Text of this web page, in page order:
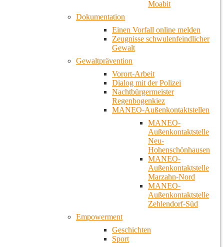
Moabit
Dokumentation
Einen Vorfall online melden
Zeugnisse schwulenfeindlicher
Gewalt
Gewaltprävention
Vorort-Arbeit
Dialog mit der Polizei
Nachtbürgermeister
Regenbogenkiez
MANEO-Außenkontaktstellen
MANEO-
Außenkontaktstelle
Neu-
Hohenschönhausen
MANEO-
Außenkontaktstelle
Marzahn-Nord
MANEO-
Außenkontaktstelle
Zehlendorf-Süd
Empowerment
Geschichten
Sport